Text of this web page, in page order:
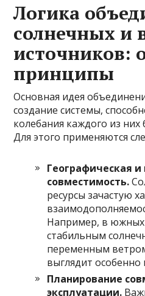
Логика
солнечных и
источников:
принципы
Основная идея
создание системы,
колебания каждого из них
Для этого применяются
Географическая
совместимость.
ресурсы зачастую
Например, в южных
стабильным
переменным
выглядит особенно
Планирование
эксплуатации.